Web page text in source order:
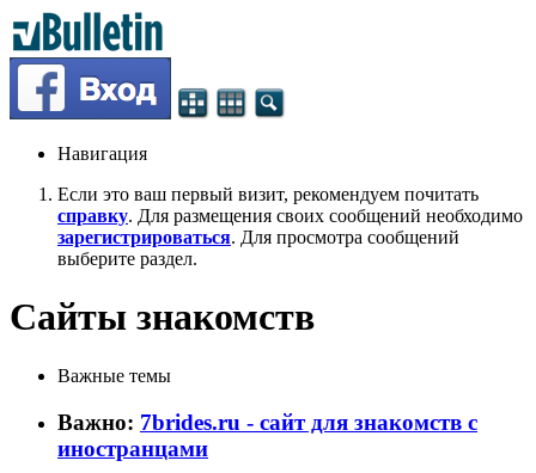
Навигация
Если это ваш первый визит, рекомендуем почитать
справку. Для размещения своих сообщений необходимо
зарегистрироваться. Для просмотра сообщений
выберите раздел.
Сайты знакомств
Важные темы
Важно: 7brides.ru - сайт для знакомств c
иностранцами